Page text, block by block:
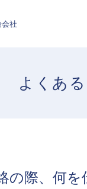
社
よくあ
の際、何